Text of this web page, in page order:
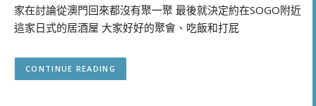
家在討論從澳門回來都沒有聚一聚 最後就決定約在SOGO附近
這家日式的居酒屋 大家好好的聚會、吃飯和打屁
CONTINUE READING